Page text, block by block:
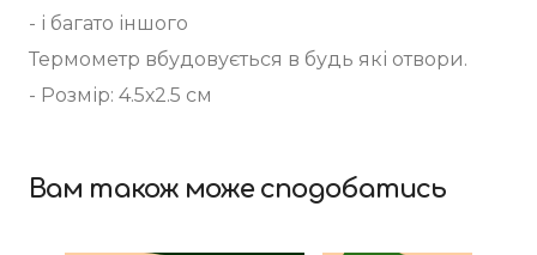
- і багато іншого
Термометр вбудовується в будь які отвори.
- Розмір: 4.5х2.5 см
Вам також може сподобатись